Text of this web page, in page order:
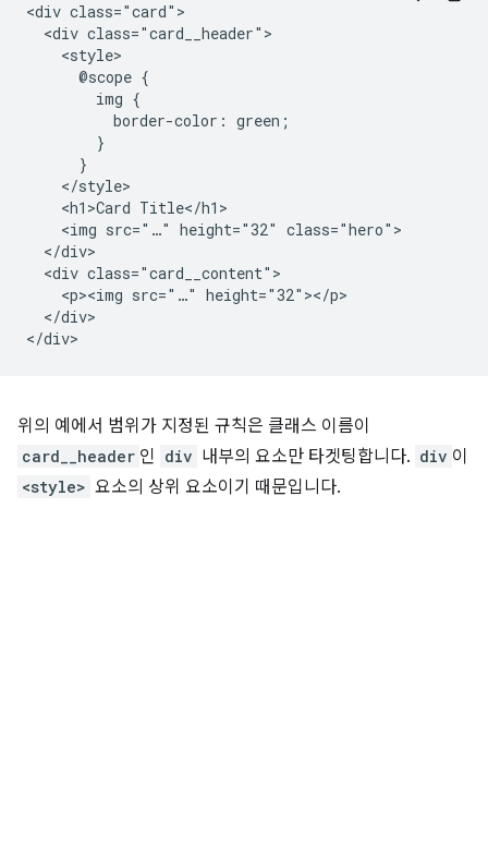
<div class="card">
  <div class="card__header">
    <style>
      @scope {
        img {
          border-color: green;
        }
      }
    </style>
    <h1>Card Title</h1>
    <img src="…" height="32" class="hero">
  </div>
  <div class="card__content">
    <p><img src="…" height="32"></p>
  </div>
위의 예에서 범위가 지정된 규칙은 클래스 이름이
card__header 인 div 내부의 요소만 타겟팅합니다. div 이
<style> 요소의 상위 요소이기 때문입니다.